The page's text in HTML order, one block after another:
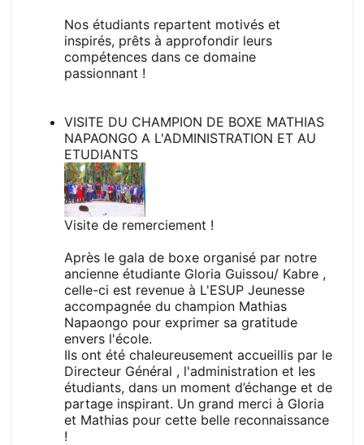
Nos étudiants repartent motivés et
inspirés, prêts à approfondir leurs
compétences dans ce domaine
passionnant !
VISITE DU CHAMPION DE BOXE MATHIAS
NAPAONGO A L'ADMINISTRATION ET AU
ETUDIANTS
Visite de remerciement !
Après le gala de boxe organisé par notre
ancienne étudiante Gloria Guissou/ Kabre ,
celle-ci est revenue à L'ESUP Jeunesse
accompagnée du champion Mathias
Napaongo pour exprimer sa gratitude
envers l'école.
Ils ont été chaleureusement accueillis par le
Directeur Général , l'administration et les
étudiants, dans un moment d’échange et de
partage inspirant. Un grand merci à Gloria
et Mathias pour cette belle reconnaissance
!